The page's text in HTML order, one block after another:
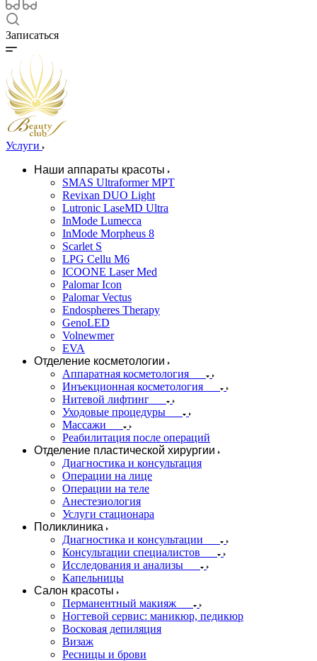
Записаться
Услуги
Наши аппараты красоты
SMAS Ultraformer MPT
Revixan DUO Light
Lutronic LaseMD Ultra
InMode Lumecca
InMode Morpheus 8
Scarlet S
LPG Cellu M6
ICOONE Laser Med
Palomar Icon
Palomar Vectus
Endospheres Therapy
GenoLED
Volnewmer
EVA
Отделение косметологии
Аппаратная косметология
Инъекционная косметология
Нитевой лифтинг
Уходовые процедуры
Массажи
Реабилитация после операций
Отделение пластической хирургии
Диагностика и консультация
Операции на лице
Операции на теле
Анестезиология
Услуги стационара
Поликлиника
Диагностика и консультации
Консультации специалистов
Исследования и анализы
Капельницы
Салон красоты
Перманентный макияж
Ногтевой сервис: маникюр, педикюр
Восковая депиляция
Визаж
Ресницы и брови